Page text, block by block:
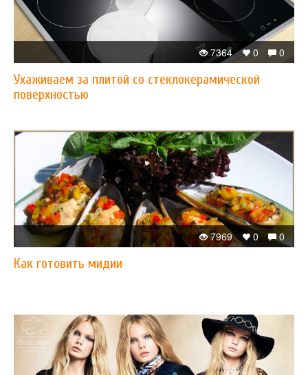
0
0
7364
Ухаживаем за плитой со стеклокерамической
поверхностью
0
0
7969
Как готовить мидии